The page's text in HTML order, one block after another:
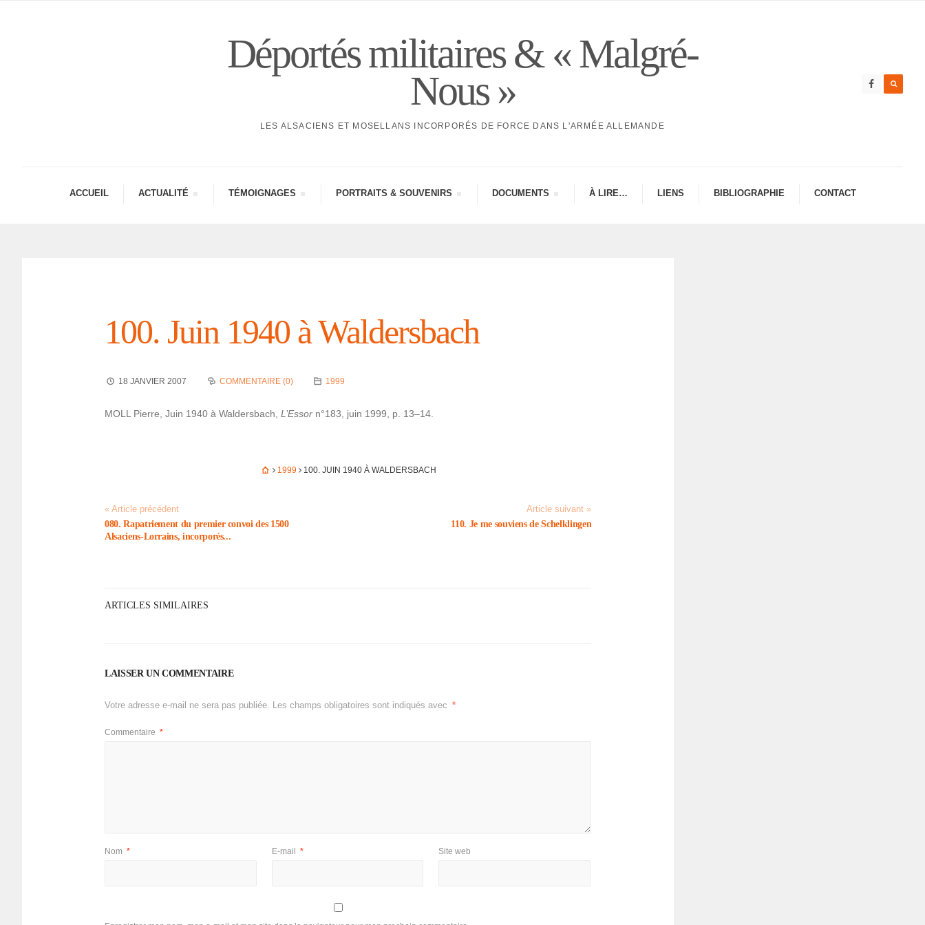
Déportés militaires & « Malgré-
Nous »
LES ALSACIENS ET MOSELLANS INCORPORÉS DE FORCE DANS L'ARMÉE ALLEMANDE
ACCUEIL ACTUA­LITÉ TÉMOI­GNAGES PORTRAITS & SOUVE­NIRS DOCU­MENTS À LIRE… LIENS BIBLIO­GRA­PHIE CONTAC­­T
100. Juin 1940 à Walders­bach
18 JANVIER 2007 COMMENTAIRE (0) 1999
MOLL Pierre, Juin 1940 à Walders­bach, L’Es­sor n°183, juin 1999, p. 13–14.
1999 100. JUIN 1940 À WALDERS­BACH
« Article précédent
080. Rapa­trie­ment du premier convoi des 1500
Alsa­ciens-Lorrains, incor­po­rés...
Article suivant »
110. Je me souviens de Schelk­lin­gen
ARTICLES SIMILAIRES
LAISSER UN COMMENTAIRE
Votre adresse e-mail ne sera pas publiée. Les champs obligatoires sont indiqués avec *
Commentaire *
Nom * E-mail * Site web